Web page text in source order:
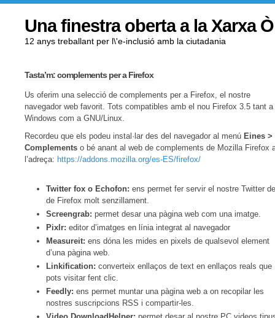
Una finestra oberta a la Xarxa
12 anys treballant per l\'e-inclusió amb la ciutadania
Tasta’m: complements per a Firefox
Us oferim una selecció de complements per a Firefox, el nostre
navegador web favorit. Tots compatibles amb el nou Firefox 3.5 tant a
Windows com a GNU/Linux.
Recordeu que els podeu instal·lar des del navegador al menú Eines >
Complements o bé anant al web de complements de Mozilla Firefox
l’adreça: https://addons.mozilla.org/es-ES/firefox/
Twitter fox o Echofon: ens permet fer servir el nostre Twitter
de Firefox molt senzillament.
Screengrab: permet desar una pàgina web com una imatge.
Pixlr: editor d’imatges en línia integrat al navegador
Measureit: ens dóna les mides en pixels de qualsevol element
d’una pàgina web.
Linkification: converteix enllaços de text en enllaços reals que
pots visitar fent clic.
Feedly: ens permet muntar una pàgina web a on recopilar les
nostres suscripcions RSS i compartir-les.